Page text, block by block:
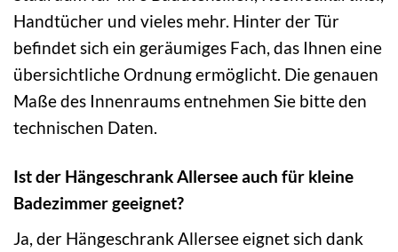
Handtücher und vieles mehr. Hinter der Tür
befindet sich ein geräumiges Fach, das Ihnen eine
übersichtliche Ordnung ermöglicht. Die genauen
Maße des Innenraums entnehmen Sie bitte den
technischen Daten.
Ist der Hängeschrank Allersee auch für kleine
Badezimmer geeignet?
Ja, der Hängeschrank Allersee eignet sich dank